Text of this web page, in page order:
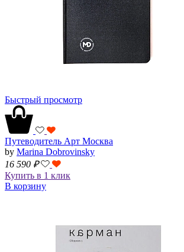
Быстрый просмотр
Путеводитель Арт Москва
by Marina Dobrovinsky
16 590 ₽
Купить в 1 клик
В корзину